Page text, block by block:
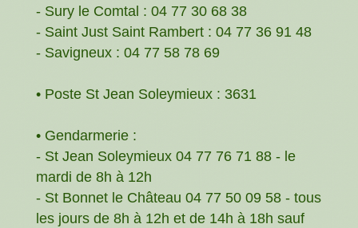
- Sury le Comtal : 04 77 30 68 38
- Saint Just Saint Rambert : 04 77 36 91 48
- Savigneux : 04 77 58 78 69
• Poste St Jean Soleymieux : 3631
• Gendarmerie :
- St Jean Soleymieux 04 77 76 71 88 - le
mardi de 8h à 12h
- St Bonnet le Château 04 77 50 09 58 - tous
les jours de 8h à 12h et de 14h à 18h sauf